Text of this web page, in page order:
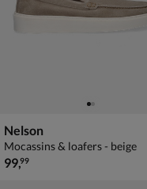
Nelson
Mocassins & loafers - beige
€ 99,99
99,99